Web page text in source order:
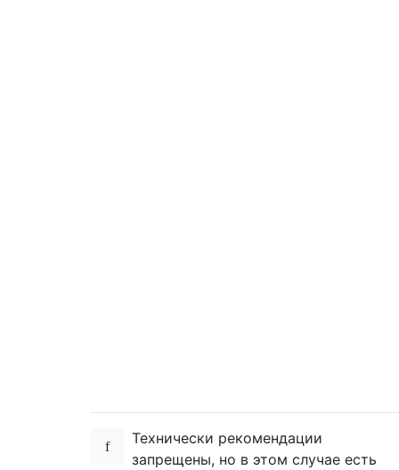
Технически рекомендации
запрещены, но в этом случае есть